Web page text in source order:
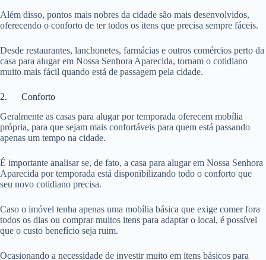
Além disso, pontos mais nobres da cidade são mais desenvolvidos,
oferecendo o conforto de ter todos os itens que precisa sempre fáceis.
Desde restaurantes, lanchonetes, farmácias e outros comércios perto da
casa para alugar em Nossa Senhora Aparecida, tornam o cotidiano
muito mais fácil quando está de passagem pela cidade.
2. Conforto
Geralmente as casas para alugar por temporada oferecem mobília
própria, para que sejam mais confortáveis para quem está passando
apenas um tempo na cidade.
É importante analisar se, de fato, a casa para alugar em Nossa Senhora
Aparecida por temporada está disponibilizando todo o conforto que
seu novo cotidiano precisa.
Caso o imóvel tenha apenas uma mobília básica que exige comer fora
todos os dias ou comprar muitos itens para adaptar o local, é possível
que o custo benefício seja ruim.
Ocasionando a necessidade de investir muito em itens básicos para